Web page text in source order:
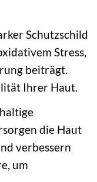
Schutzschild
Stress,
beiträgt.
Ihrer Haut.
die Haut
verbessern
um